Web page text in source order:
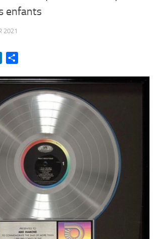
enfants
2021
LinkedIn